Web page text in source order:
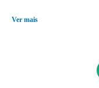
Ver mais